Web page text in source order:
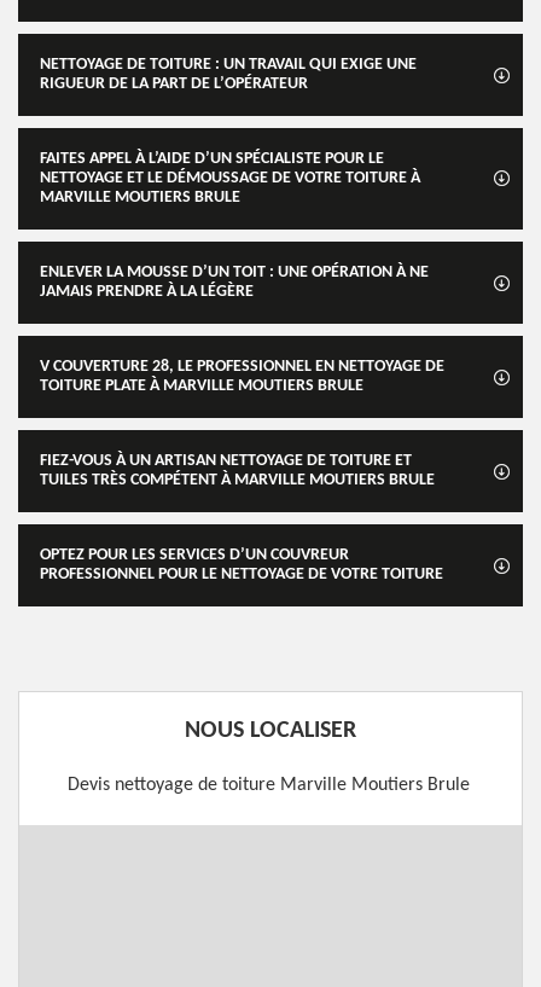
NETTOYAGE DE TOITURE : UN TRAVAIL QUI EXIGE UNE
RIGUEUR DE LA PART DE L’OPÉRATEUR
FAITES APPEL À L’AIDE D’UN SPÉCIALISTE POUR LE
NETTOYAGE ET LE DÉMOUSSAGE DE VOTRE TOITURE À
MARVILLE MOUTIERS BRULE
ENLEVER LA MOUSSE D’UN TOIT : UNE OPÉRATION À NE
JAMAIS PRENDRE À LA LÉGÈRE
V COUVERTURE 28, LE PROFESSIONNEL EN NETTOYAGE DE
TOITURE PLATE À MARVILLE MOUTIERS BRULE
FIEZ-VOUS À UN ARTISAN NETTOYAGE DE TOITURE ET
TUILES TRÈS COMPÉTENT À MARVILLE MOUTIERS BRULE
OPTEZ POUR LES SERVICES D’UN COUVREUR
PROFESSIONNEL POUR LE NETTOYAGE DE VOTRE TOITURE
NOUS LOCALISER
Devis nettoyage de toiture Marville Moutiers Brule